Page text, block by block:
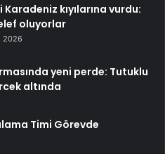
kıyılarına vurdu:
oluyorlar
2026
yeni perde: Tutuklu
altında
Timi Görevde